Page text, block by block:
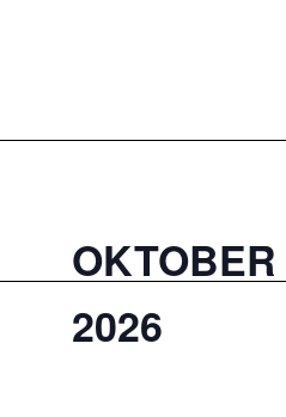
OKTOBER
2026